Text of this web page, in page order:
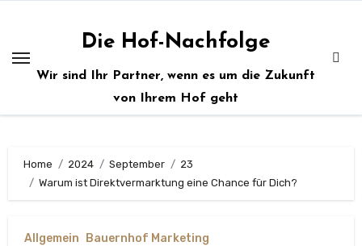
springen
Die Hof-Nachfolge
Wir sind Ihr Partner, wenn es um die Zukunft
von Ihrem Hof geht
Home 2024 September
23
Warum ist Direktvermarktung eine Chance für Dich?
Allgemein Bauernhof Marketing